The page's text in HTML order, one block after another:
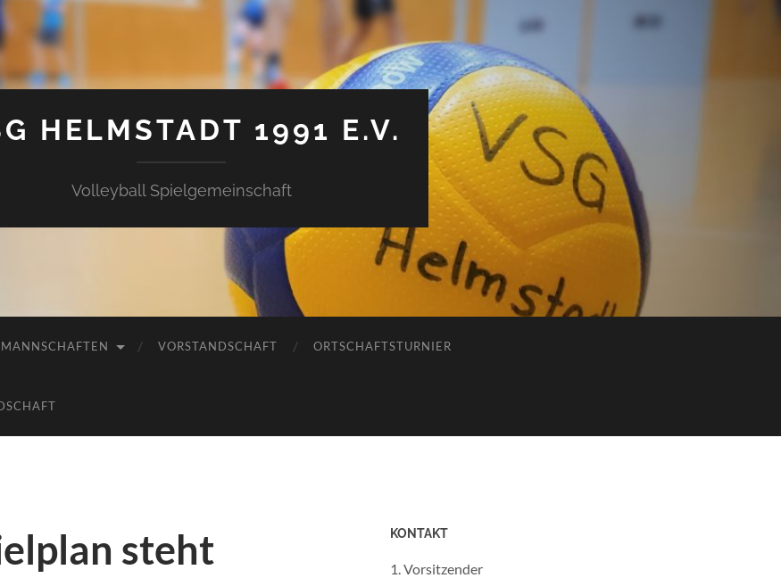
HELMSTADT 1991 E.V.
Volleyball Spielgemeinschaft
MANNSCHAFTEN VORSTANDSCHAFT ORTSCHAFTSTURNIER
steht KONTAKT
1. Vorsitzender